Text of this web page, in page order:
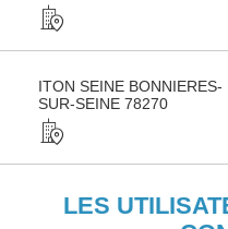
ITON SEINE BONNIERES-
SUR-SEINE 78270
LES